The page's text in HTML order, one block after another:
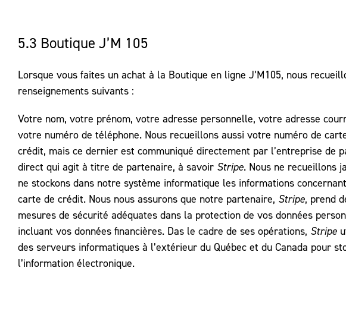
5.3 Boutique J’M 105
Lorsque vous faites un achat à la Boutique en ligne J’M105, nous
renseignements suivants :
Votre nom, votre prénom, votre adresse personnelle, votre adresse
votre numéro de téléphone. Nous recueillons aussi votre numéro de
crédit, mais ce dernier est communiqué directement par l’entreprise de
direct qui agit à titre de partenaire, à savoir Stripe. Nous ne recueillons
ne stockons dans notre système informatique les informations
carte de crédit. Nous nous assurons que notre partenaire, Stripe, prend
mesures de sécurité adéquates dans la protection de vos données
incluant vos données financières. Das le cadre de ses opérations, Stripe
des serveurs informatiques à l’extérieur du Québec et du Canada pour
l’information électronique.